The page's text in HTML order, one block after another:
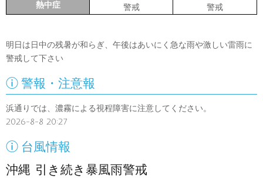
熱中症 警戒 警戒
明日は日中の残暑が和らぎ、午後はあいにく急な雨や激しい雷雨に
警戒して下さい
 警報・注意報
浜通りでは、濃霧による視程障害に注意してください。
2026-8-8 20:27
 台風情報
沖縄 引き続き暴風雨警戒